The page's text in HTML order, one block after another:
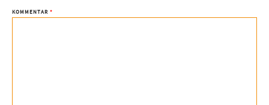
KOMMENTAR *